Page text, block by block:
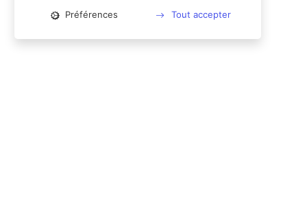
Préférences Tout accepter